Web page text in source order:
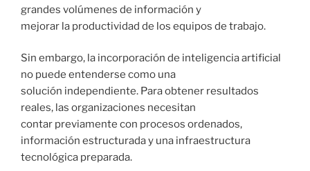
grandes volúmenes de información y
mejorar la productividad de los equipos de trabajo.
Sin embargo, la incorporación de inteligencia artificial
no puede entenderse como una
solución independiente. Para obtener resultados
reales, las organizaciones necesitan
contar previamente con procesos ordenados,
información estructurada y una infraestructura
tecnológica preparada.